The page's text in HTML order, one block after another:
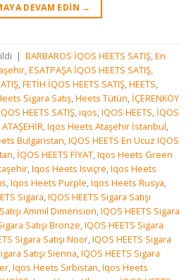
DEVAM EDIN →
| BARBAROS İQOS HEETS SATIŞ,En
,ESATPAŞA İQOS HEETS SATIŞ,
,FETİH İQOS HEETS SATIŞ,HEETS,
Sigara Satış,Heets Tütün, İÇERENKÖY
HEETS SATIŞ,iqos,IQOS HEETS, İQOS
,Iqos Heets Ataşehir İstanbul,
Bulgaristan,IQOS HEETS En Ucuz IQOS
, İQOS HEETS FİYAT,Iqos Heets Green
,Iqos Heets Isviçre,Iqos Heets
,Iqos Heets Purple,Iqos Heets Rusya,
Sigara,IQOS HEETS Sigara Satışı
Ammil Dimension,IQOS HEETS Sigara
Satışı Bronze,IQOS HEETS Sigara
Sigara Satışı Noor,IQOS HEETS Sigara
Satışı Sienna,IQOS HEETS Sigara
,Iqos Heets Sırbistan,Iqos Heets